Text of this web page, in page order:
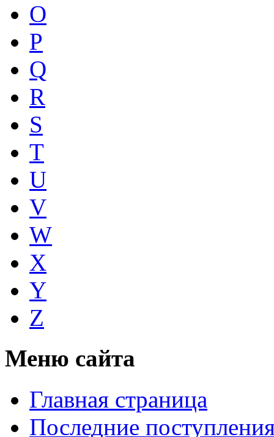
O
P
Q
R
S
T
U
V
W
X
Y
Z
Меню сайта
Главная страница
Последние